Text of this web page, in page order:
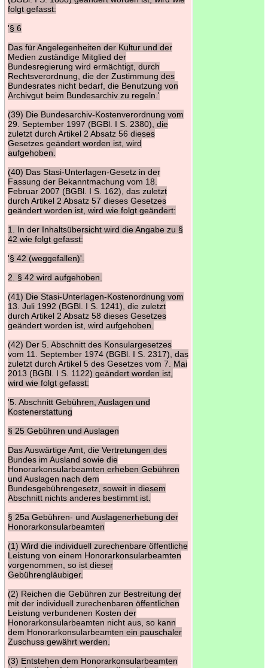
folgt gefasst:
'§ 6
Das für Angelegenheiten der Kultur und der
Medien zuständige Mitglied der
Bundesregierung wird ermächtigt, durch
Rechtsverordnung, die der Zustimmung des
Bundesrates nicht bedarf, die Benutzung von
Archivgut beim Bundesarchiv zu regeln.'
(39) Die Bundesarchiv-Kostenverordnung vom
29. September 1997 (BGBl. I S. 2380), die
zuletzt durch Artikel 2 Absatz 56 dieses
Gesetzes geändert worden ist, wird
aufgehoben.
(40) Das Stasi-Unterlagen-Gesetz in der
Fassung der Bekanntmachung vom 18.
Februar 2007 (BGBl. I S. 162), das zuletzt
durch Artikel 2 Absatz 57 dieses Gesetzes
geändert worden ist, wird wie folgt geändert:
1. In der Inhaltsübersicht wird die Angabe zu §
42 wie folgt gefasst:
'§ 42 (weggefallen)'.
2. § 42 wird aufgehoben.
(41) Die Stasi-Unterlagen-Kostenordnung vom
13. Juli 1992 (BGBl. I S. 1241), die zuletzt
durch Artikel 2 Absatz 58 dieses Gesetzes
geändert worden ist, wird aufgehoben.
(42) Der 5. Abschnitt des Konsulargesetzes
vom 11. September 1974 (BGBl. I S. 2317), das
zuletzt durch Artikel 5 des Gesetzes vom 7. Mai
2013 (BGBl. I S. 1122) geändert worden ist,
wird wie folgt gefasst:
'5. Abschnitt Gebühren, Auslagen und
Kostenerstattung
§ 25 Gebühren und Auslagen
Das Auswärtige Amt, die Vertretungen des
Bundes im Ausland sowie die
Honorarkonsularbeamten erheben Gebühren
und Auslagen nach dem
Bundesgebührengesetz, soweit in diesem
Abschnitt nichts anderes bestimmt ist.
§ 25a Gebühren- und Auslagenerhebung der
Honorarkonsularbeamten
(1) Wird die individuell zurechenbare öffentliche
Leistung von einem Honorarkonsularbeamten
vorgenommen, so ist dieser
Gebührengläubiger.
(2) Reichen die Gebühren zur Bestreitung der
mit der individuell zurechenbaren öffentlichen
Leistung verbundenen Kosten der
Honorarkonsularbeamten nicht aus, so kann
dem Honorarkonsularbeamten ein pauschaler
Zuschuss gewährt werden.
(3) Entstehen dem Honorarkonsularbeamten